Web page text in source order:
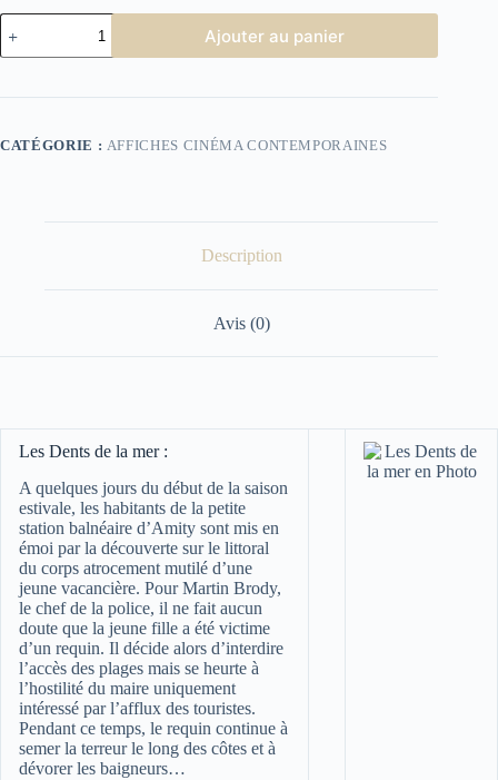
quantité
de
Affiche
Les
la
Ajouter au panier
CATÉGORIE : AFFICHES CINÉMA CONTEMPORAINES
Description
Avis (0)
Les Dents de la mer :
A quelques jours du début de la saison
estivale, les habitants de la petite
station balnéaire d’Amity sont mis en
émoi par la découverte sur le littoral
du corps atrocement mutilé d’une
jeune vacancière. Pour Martin Brody,
le chef de la police, il ne fait aucun
doute que la jeune fille a été victime
d’un requin. Il décide alors d’interdire
l’accès des plages mais se heurte à
l’hostilité du maire uniquement
intéressé par l’afflux des touristes.
Pendant ce temps, le requin continue à
semer la terreur le long des côtes et à
dévorer les baigneurs…